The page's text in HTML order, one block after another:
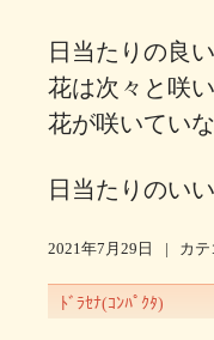
日当たりの良
花は次々と咲
花が咲いてい
日当たりのい
2021年7月29日 | カテ
ﾄﾞﾗｾﾅ(ｺﾝﾊﾟｸﾀ)